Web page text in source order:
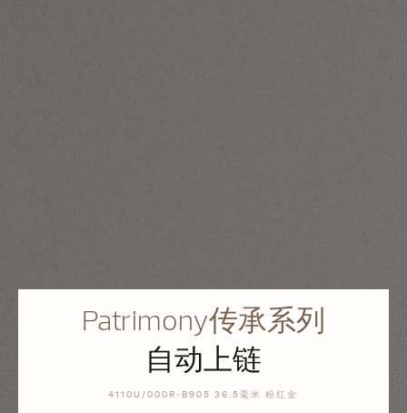
Patrimony传承系列
自动上链
4110U/000R-B905 36.5毫米 粉红金